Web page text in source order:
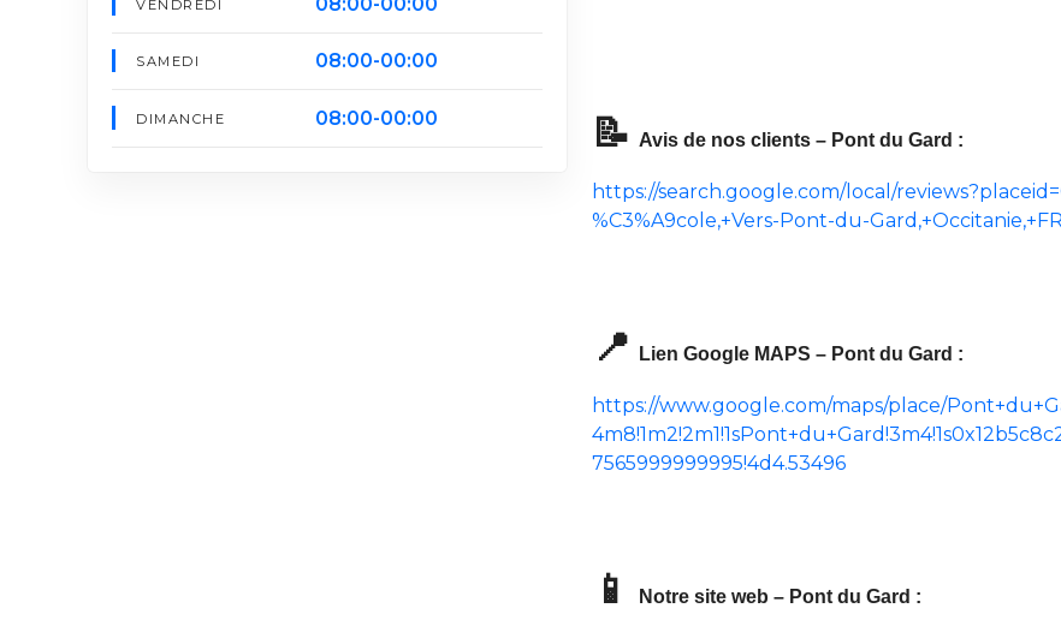
VENDREDI
SAMEDI 08:00-00:00
DIMANCHE 08:00-00:00 📝 Avis de nos clients – Pont du Gard :
https://search.google.com/local/
%C3%A9cole,+Vers-Pont-du-
📍 Lien Google MAPS – Pont du Gard :
https://www.google.com/maps/place/
7565999999995!4d4.53496
📱 Notre site web – Pont du Gard :